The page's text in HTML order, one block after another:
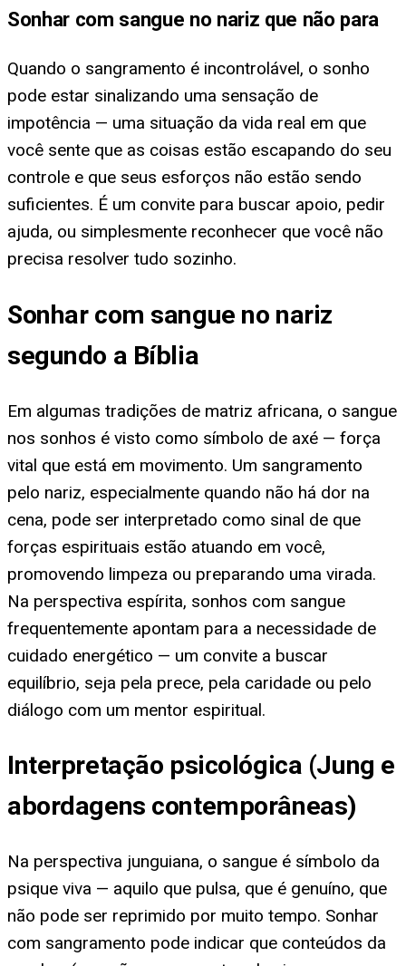
Sonhar com sangue no nariz que não para
Quando o sangramento é incontrolável, o sonho
pode estar sinalizando uma sensação de
impotência — uma situação da vida real em que
você sente que as coisas estão escapando do seu
controle e que seus esforços não estão sendo
suficientes. É um convite para buscar apoio, pedir
ajuda, ou simplesmente reconhecer que você não
precisa resolver tudo sozinho.
Sonhar com sangue no nariz
segundo a Bíblia
Em algumas tradições de matriz africana, o sangue
nos sonhos é visto como símbolo de axé — força
vital que está em movimento. Um sangramento
pelo nariz, especialmente quando não há dor na
cena, pode ser interpretado como sinal de que
forças espirituais estão atuando em você,
promovendo limpeza ou preparando uma virada.
Na perspectiva espírita, sonhos com sangue
frequentemente apontam para a necessidade de
cuidado energético — um convite a buscar
equilíbrio, seja pela prece, pela caridade ou pelo
diálogo com um mentor espiritual.
Interpretação psicológica (Jung e
abordagens contemporâneas)
Na perspectiva junguiana, o sangue é símbolo da
psique viva — aquilo que pulsa, que é genuíno, que
não pode ser reprimido por muito tempo. Sonhar
com sangramento pode indicar que conteúdos da